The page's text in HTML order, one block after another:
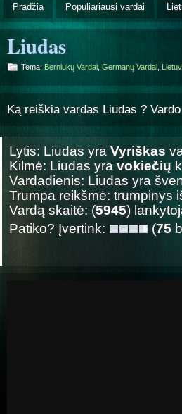
Pradžia Populiariausi vardai
Liudas
Tema: Berniukų Vardai Germanų Vardai
Ką reiškia vardas Liudas ?
Lytis: Liudas yra Vyriškas
Kilmė: Liudas yra vokiečių
Vardadienis: Liudas yra
Trumpa reikšmė: trumpinys
Vardą skaitė: (5945)
Patiko? Įvertink:
(75